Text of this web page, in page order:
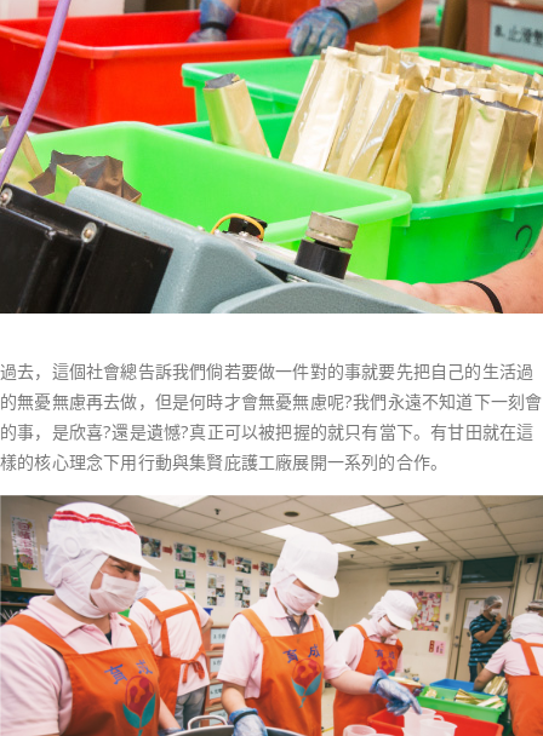
過去，這個社會總告訴我們倘若要做一件對的事就要先把自己的生活過
的無憂無慮再去做，但是何時才會無憂無慮呢?我們永遠不知道下一刻會
的事，是欣喜?還是遺憾?真正可以被把握的就只有當下。有甘田就在這
樣的核心理念下用行動與集賢庇護工廠展開一系列的合作。